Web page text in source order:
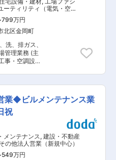
のワールドカ
業300社の中
ーカーでは
の改善活動に
た業界内で
取引が多いで
外問わず需要
の課題解決す
などまだ安
と、年々取引
ブン、イトー
基盤を保持し
の定める業務
の進行管理」
？の計画お
表）を作成
を計画 ◎工
ラーが起きた
組み換えな
か？の現場確
めており、
年間休日127
、休日出勤
と振替休日
を採用してお
社するなどの
お願いする
ーティリティ（電気・空調
799万円
北区金岡町
洗、排ガス、
管理業務 (主
事・空調設備
（エクセル・
個人です。 ■
あります。
遇します。 ■
コンの取り付
コンセント移
固定など。 ・
ショーケース
業◆ビルメンテナンス業
祝
メンテナンス, 建設・不動産
の他法人営業（新規中心）
549万円